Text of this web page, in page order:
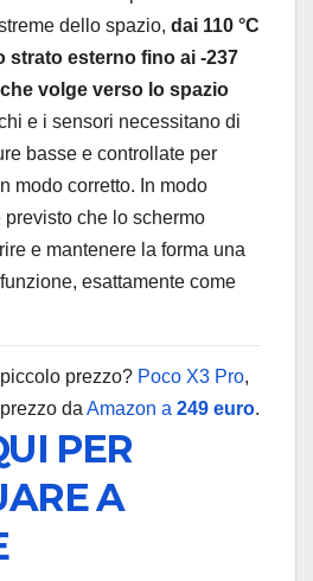
dello spazio, dai 110 °C
strato esterno fino ai -237
volge verso lo spazio
e i sensori necessitano di
basse e controllate per
modo corretto. In modo
previsto che lo schermo
e mantenere la forma una
esattamente come
prezzo? Poco X3 Pro,
da Amazon a 249 euro.
PER
A